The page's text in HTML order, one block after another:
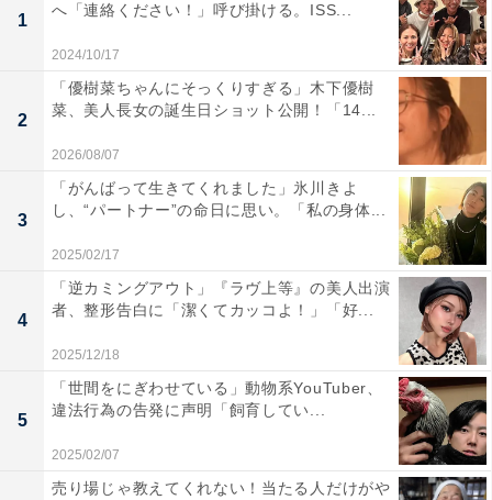
1
へ「連絡ください！」呼び掛ける。ISS...
2024/10/17
2
「優樹菜ちゃんにそっくりすぎる」木下優樹
菜、美人長女の誕生日ショット公開！「14...
2026/08/07
3
「がんばって生きてくれました」氷川きよ
し、“パートナー”の命日に思い。「私の身体...
2025/02/17
4
「逆カミングアウト」『ラヴ上等』の美人出演
者、整形告白に「潔くてカッコよ！」「好...
2025/12/18
5
「世間をにぎわせている」動物系YouTuber、
違法行為の告発に声明「飼育してい...
2025/02/07
売り場じゃ教えてくれない！当たる人だけがや